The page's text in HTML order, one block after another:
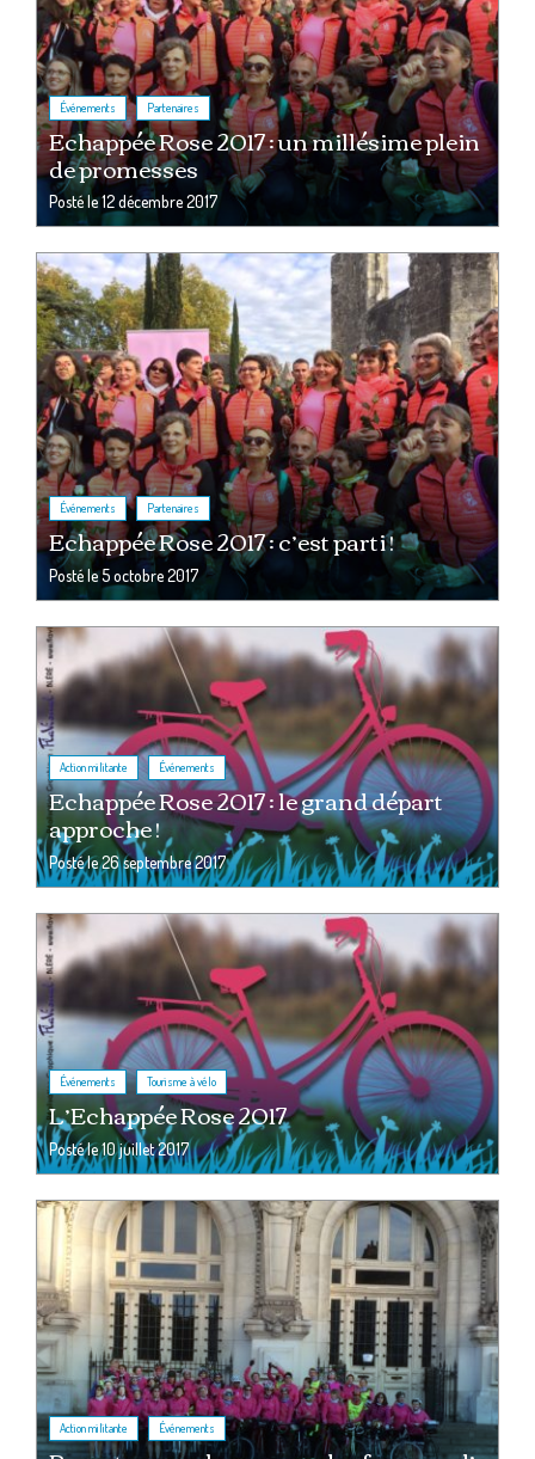
Événements , Partenaires
Echappée Rose 2017 : un millésime plein
de promesses
Posté le12 décembre 2017
Événements , Partenaires
Echappée Rose 2017 : c’est parti !
Posté le5 octobre 2017
Action militante , Événements
Echappée Rose 2017 : le grand départ
approche !
Posté le26 septembre 2017
Événements , Tourisme à vélo
L’Echappée Rose 2017
Posté le10 juillet 2017
Action militante , Événements